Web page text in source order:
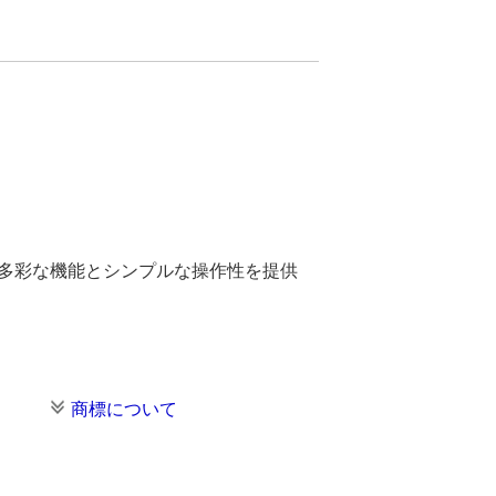
彩な機能とシンプルな操作性を提供
商標について